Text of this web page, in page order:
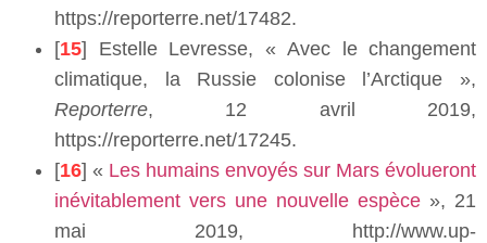
https://reporterre.net/17482.
[15] Estelle Levresse, « Avec le changement
climatique, la Russie colonise l’Arctique »,
Reporterre, 12 avril 2019,
https://reporterre.net/17245.
[16] « Les humains envoyés sur Mars évolueront
inévitablement vers une nouvelle espèce », 21
mai 2019, http://www.up-